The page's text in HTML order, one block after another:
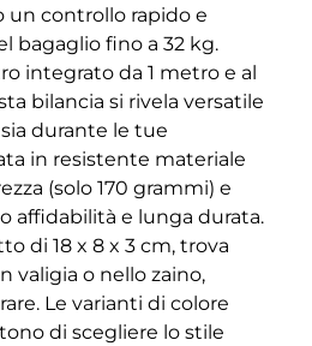
un controllo rapido e
bagaglio fino a 32 kg.
integrato da 1 metro e al
bilancia si rivela versatile
durante le tue
in resistente materiale
(solo 170 grammi) e
affidabilità e lunga durata.
di 18 x 8 x 3 cm, trova
valigia o nello zaino,
Le varianti di colore
di scegliere lo stile